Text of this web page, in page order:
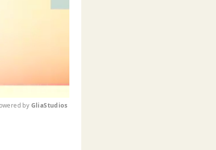
by GliaStudios